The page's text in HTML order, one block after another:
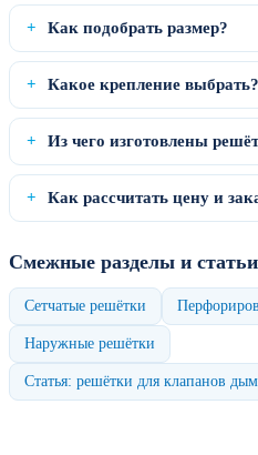
Как подобрать размер?
Какое крепление выбрать?
Из чего изготовлены
Как рассчитать цену и
Смежные разделы и статьи
Сетчатые решётки
Наружные решётки
Статья: решётки для клапанов